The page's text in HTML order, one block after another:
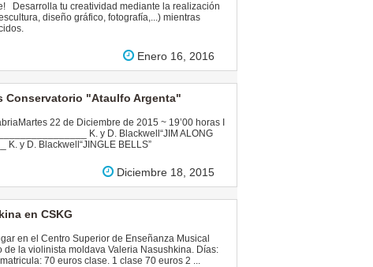
Desarrolla tu creatividad mediante la realización
diseño gráfico, fotografía,...) mientras
Enero 16, 2016
Conservatorio "Ataulfo Argenta"
22 de Diciembre de 2015 ~ 19’00 horas I
K. y D. Blackwell“JIM ALONG
y D. Blackwell“JINGLE BELLS”
Diciembre 18, 2015
en CSKG
en el Centro Superior de Enseñanza Musical
de la violinista moldava Valeria Nasushkina. Días:
70 euros clase. 1 clase 70 euros 2 ...